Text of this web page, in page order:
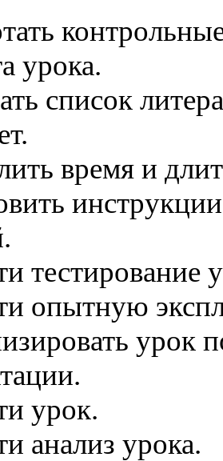
урока.
список
время и
тестирование
опытную
урок
урок.
анализ урока.